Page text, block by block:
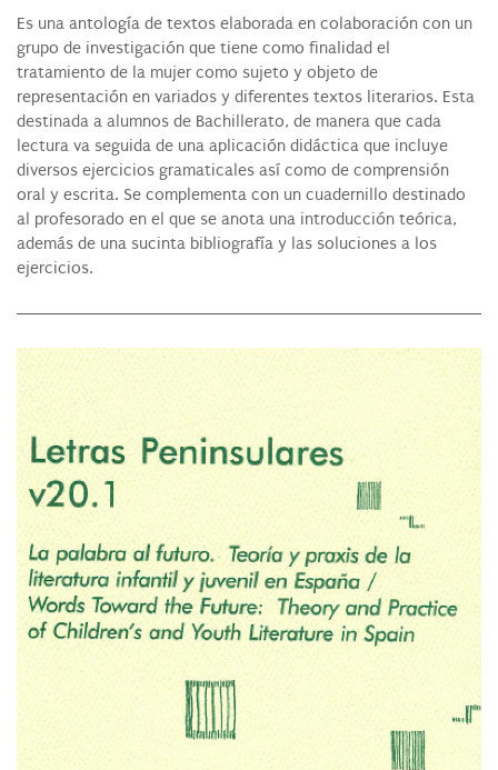
Es una antología de textos elaborada en colaboración con un
grupo de investigación que tiene como finalidad el
tratamiento de la mujer como sujeto y objeto de
representación en variados y diferentes textos literarios. Esta
destinada a alumnos de Bachillerato, de manera que cada
lectura va seguida de una aplicación didáctica que incluye
diversos ejercicios gramaticales así como de comprensión
oral y escrita. Se complementa con un cuadernillo destinado
al profesorado en el que se anota una introducción teórica,
además de una sucinta bibliografía y las soluciones a los
ejercicios.